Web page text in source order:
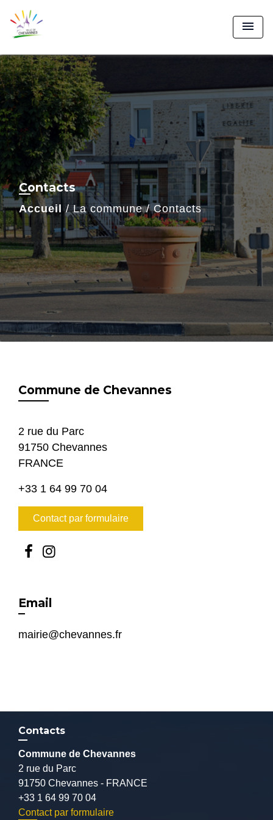
menu
Contacts
Accueil /La commune/Contacts
Commune de Chevannes
2 rue du Parc
91750 Chevannes
FRANCE
+33 1 64 99 70 04
Contact par formulaire
Email
mairie@chevannes.fr
Contacts
Commune de Chevannes
2 rue du Parc
91750 Chevannes - FRANCE
+33 1 64 99 70 04
Contact par formulaire